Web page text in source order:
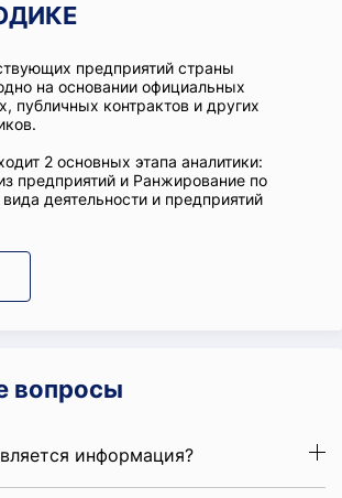
предприятий страны
на основании официальных
публичных контрактов и других
2 основных этапа аналитики:
предприятий и Ранжирование по
деятельности и предприятий
вопросы
информация?